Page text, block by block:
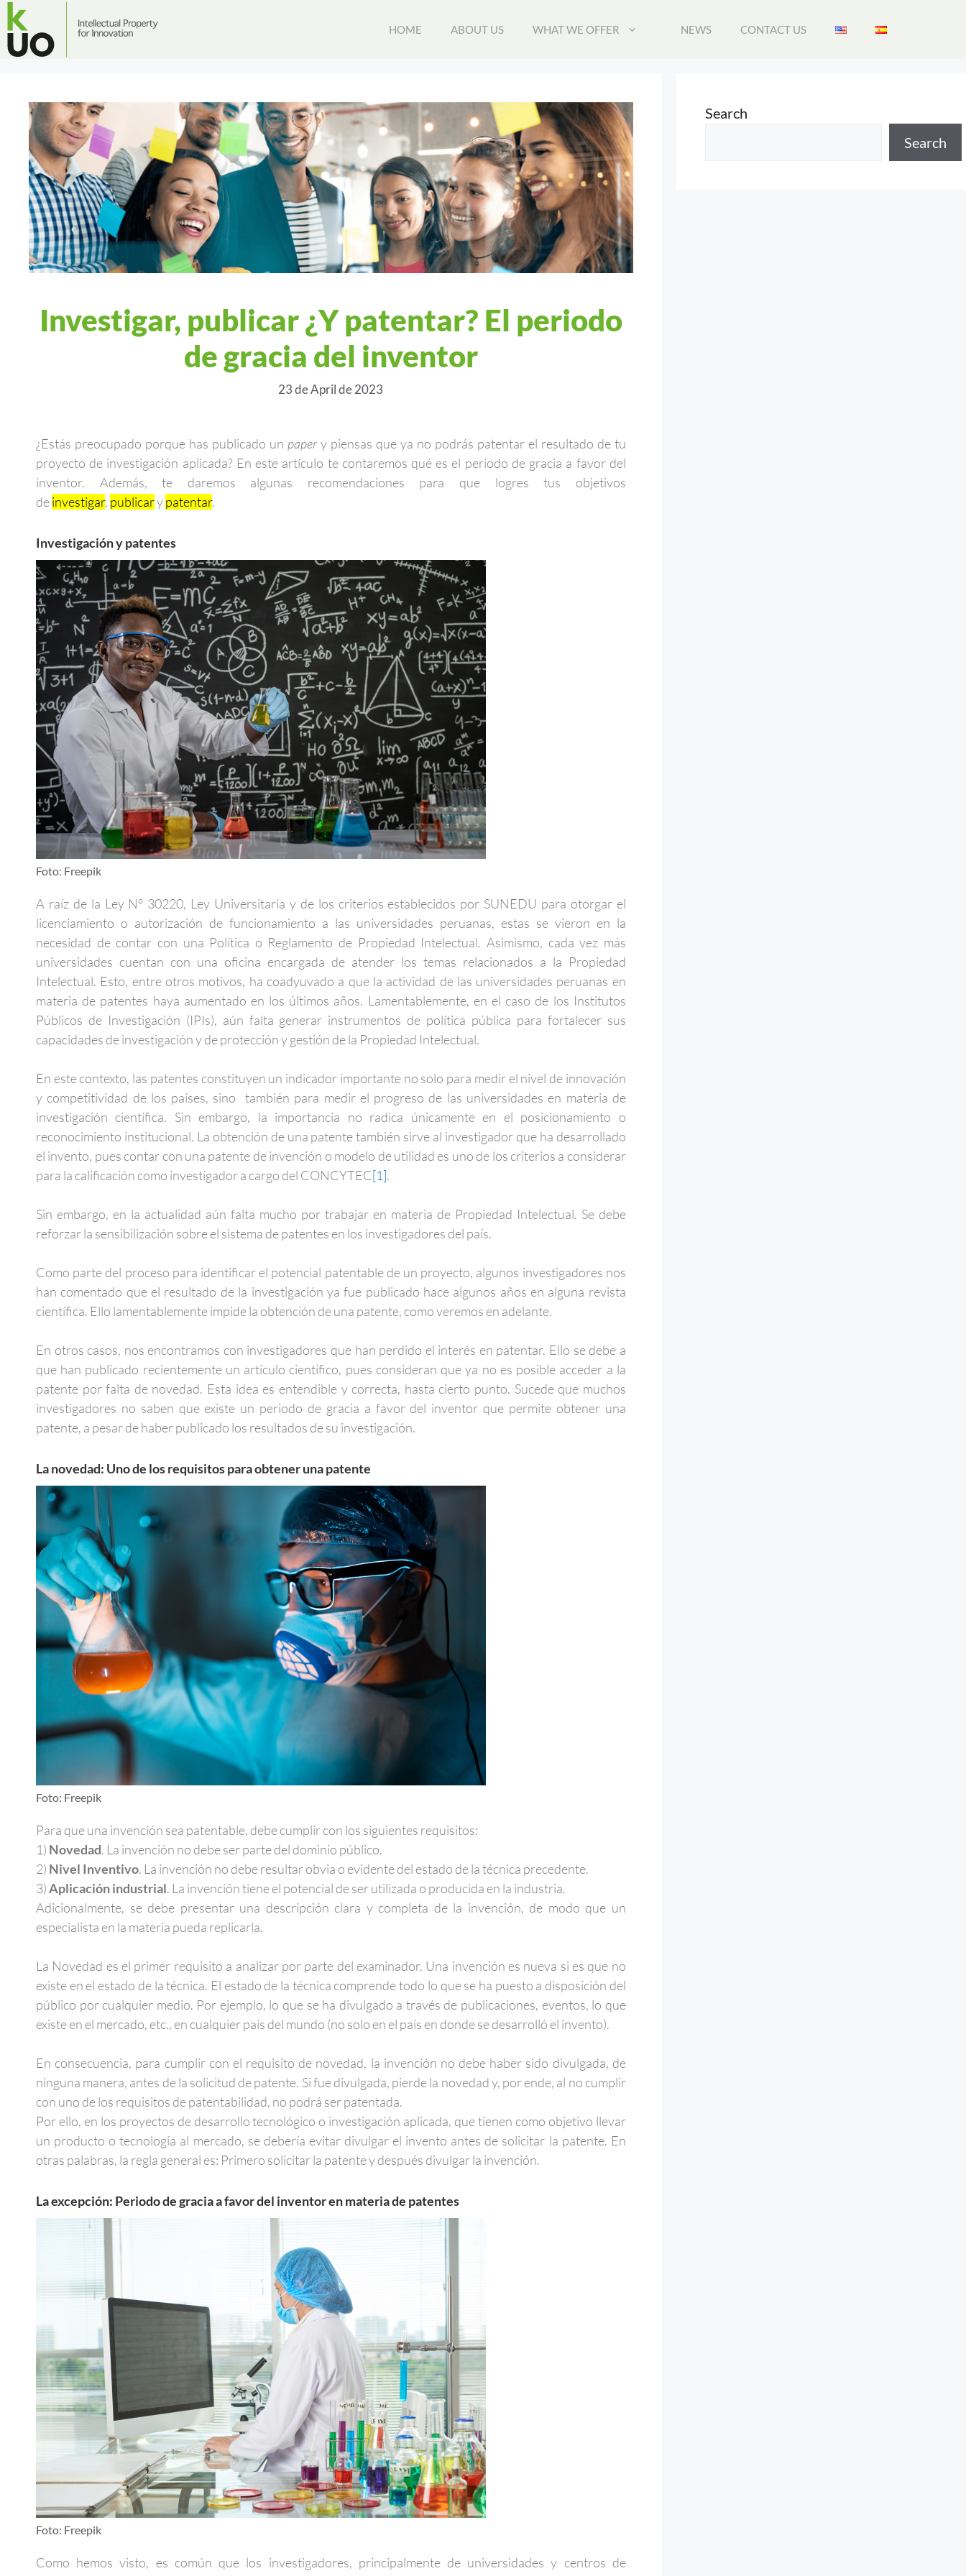
HOME ABOUT US WHAT WE OFFER NEWS CONTACT US
Investigar, publicar ¿Y patentar? El periodo
de gracia del inventor
23 de April de 2023
¿Estás preocupado porque has publicado un papery piensas que ya no podrás patentar el resultado de tu
proyecto de investigación aplicada? En este artículo te contaremos qué es el periodo de gracia a favor del
inventor. Además, te daremos algunas recomendaciones para que logres tus objetivos
deinvestigar, publicarypatentar.
Investigación y patentes
Foto: Freepik
A raíz de la Ley N° 30220, Ley Universitaria y de los criterios establecidos por SUNEDU para otorgar el
licenciamiento o autorización de funcionamiento a las universidades peruanas, estas se vieron en la
necesidad de contar con una Política o Reglamento de Propiedad Intelectual. Asimismo, cada vez más
universidades cuentan con una oficina encargada de atender los temas relacionados a la Propiedad
Intelectual. Esto, entre otros motivos, ha coadyuvado a que la actividad de las universidades peruanas en
materia de patentes haya aumentado en los últimos años. Lamentablemente, en el caso de los Institutos
Públicos de Investigación (IPIs), aún falta generar instrumentos de política pública para fortalecer sus
capacidades de investigación y de protección y gestión de la Propiedad Intelectual.
En este contexto, las patentes constituyen un indicador importante no solo para medir el nivel de innovación
y competitividad de los países, sino también para medir el progreso de las universidades en materia de
investigación científica. Sin embargo, la importancia no radica únicamente en el posicionamiento o
reconocimiento institucional. La obtención de una patente también sirve al investigador que ha desarrollado
el invento, pues contar con una patente de invención o modelo de utilidad es uno de los criterios a considerar
para la calificación como investigador a cargo del CONCYTEC[1].
Sin embargo, en la actualidad aún falta mucho por trabajar en materia de Propiedad Intelectual. Se debe
reforzar la sensibilización sobre el sistema de patentes en los investigadores del país.
Como parte del proceso para identificar el potencial patentable de un proyecto, algunos investigadores nos
han comentado que el resultado de la investigación ya fue publicado hace algunos años en alguna revista
científica. Ello lamentablemente impide la obtención de una patente, como veremos en adelante.
En otros casos, nos encontramos con investigadores que han perdido el interés en patentar. Ello se debe a
que han publicado recientemente un artículo científico, pues consideran que ya no es posible acceder a la
patente por falta de novedad. Esta idea es entendible y correcta, hasta cierto punto. Sucede que muchos
investigadores no saben que existe un periodo de gracia a favor del inventor que permite obtener una
patente, a pesar de haber publicado los resultados de su investigación.
La novedad: Uno de los requisitos para obtener una patente
Foto: Freepik
Para que una invención sea patentable, debe cumplir con los siguientes requisitos:
1) Novedad. La invención no debe ser parte del dominio público.
2) Nivel Inventivo. La invención no debe resultar obvia o evidente del estado de la técnica precedente.
3)Aplicación industrial. La invención tiene el potencial de ser utilizada o producida en la industria.
Adicionalmente, se debe presentar una descripción clara y completa de la invención, de modo que un
especialista en la materia pueda replicarla.
La Novedad es el primer requisito a analizar por parte del examinador. Una invención es nueva si es que no
existe en el estado de la técnica. El estado de la técnica comprende todo lo que se ha puesto a disposición del
público por cualquier medio. Por ejemplo, lo que se ha divulgado a través de publicaciones, eventos, lo que
existe en el mercado, etc., en cualquier país del mundo (no solo en el país en donde se desarrolló el invento).
En consecuencia, para cumplir con el requisito de novedad, la invención no debe haber sido divulgada, de
ninguna manera, antes de la solicitud de patente. Si fue divulgada, pierde la novedad y, por ende, al no cumplir
con uno de los requisitos de patentabilidad, no podrá ser patentada.
Por ello, en los proyectos de desarrollo tecnológico o investigación aplicada, que tienen como objetivo llevar
un producto o tecnología al mercado, se debería evitar divulgar el invento antes de solicitar la patente. En
otras palabras, la regla general es: Primero solicitar la patente y después divulgar la invención.
La excepción: Periodo de gracia a favor del inventor en materia de patentes
Foto: Freepik
Como hemos visto, es común que los investigadores, principalmente de universidades y centros de
Search
Search